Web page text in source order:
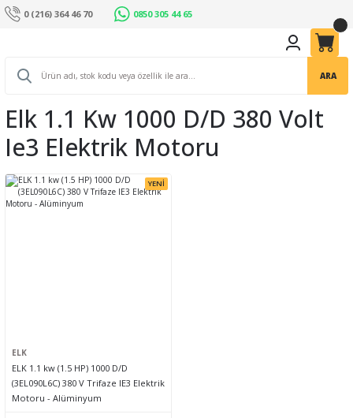
0 (216) 364 46 70 0850 305 44 65
ARA
Elk 1.1 Kw 1000 D/d 380 Volt
Ie3 Elektrik Motoru
YENİ
ELK
ELK 1.1 kw (1.5 HP) 1000 D/D
(3EL090L6C) 380 V Trifaze IE3 Elektrik
Motoru - Alüminyum